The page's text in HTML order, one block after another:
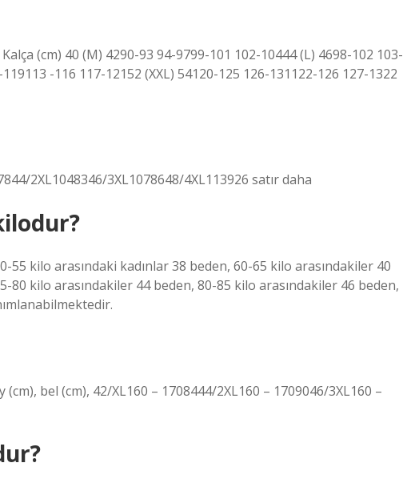
(cm) 40 (M) 4290-93 94-9799-101 102-10444 (L) 4698-102 103-
-116 117-12152 (XXL) 54120-125 126-131122-126 127-1322
2XL1048346/3XL1078648/4XL113926 satır daha
kilo arasındaki kadınlar 38 beden, 60-65 kilo arasındakiler 40
80 kilo arasındakiler 44 beden, 80-85 kilo arasındakiler 46 beden,
bel (cm), 42/XL160 – 1708444/2XL160 – 1709046/3XL160 –